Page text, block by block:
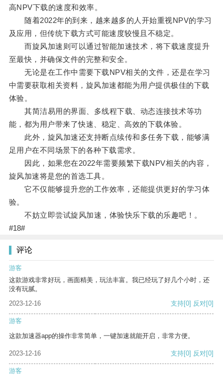
高NPV下载的速度和效率。
随着2022年的到来，越来越多的人开始重视NPV的学习
及应用，但传统下载方式可能速度较慢且不稳定。
而旋风加速则可以通过智能加速技术，将下载速度提升
至最快，并确保文件的完整和安全。
无论是在工作中需要下载NPV相关的文件，还是在学习
中需要获取相关资料，旋风加速都能为用户提供极佳的下载
体验。
其简洁易用的界面、多线程下载、动态连接技术等功
能，都为用户带来了快速、稳定、高效的下载体验。
此外，旋风加速还支持断点续传和多任务下载，能够满
足用户在不同场景下的各种下载需求。
因此，如果您在2022年需要频繁下载NPV相关的内容，
旋风加速将是您的首选工具。
它不仅能够提升您的工作效率，还能提供更好的学习体
验。
不妨立即尝试旋风加速，体验快乐下载的乐趣吧！。
#18#
评论
游客
这款游戏非常好玩，画面精美，玩法丰富。我已经玩了好几个小时，还
没有玩腻。
2023-12-16
支持[0] 反对[0]
游客
这款加速器app的操作非常简单，一键加速就能开启，非常方便。
2023-12-16 支持[0] 反对[0]
游客